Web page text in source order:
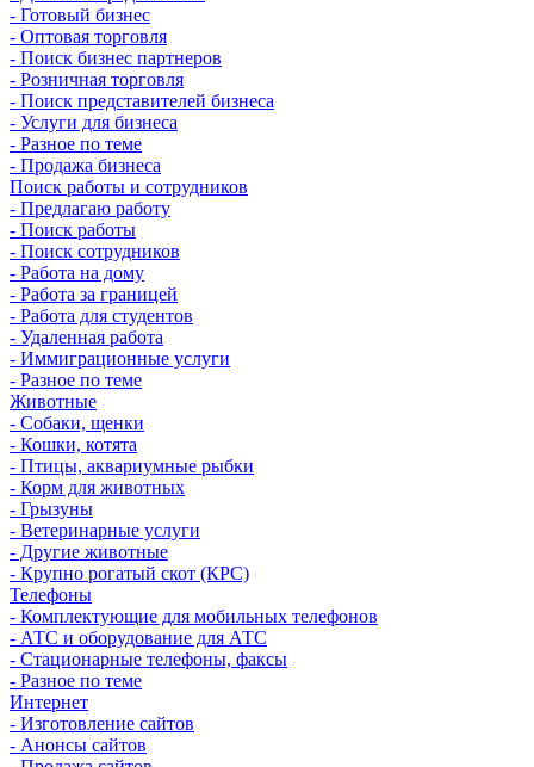
- Готовый бизнес
- Оптовая торговля
- Поиск бизнес партнеров
- Розничная торговля
- Поиск представителей бизнеса
- Услуги для бизнеса
- Разное по теме
- Продажа бизнеса
Поиск работы и сотрудников
- Предлагаю работу
- Поиск работы
- Поиск сотрудников
- Работа на дому
- Работа за границей
- Работа для студентов
- Удаленная работа
- Иммиграционные услуги
- Разное по теме
Животные
- Собаки, щенки
- Кошки, котята
- Птицы, аквариумные рыбки
- Корм для животных
- Грызуны
- Ветеринарные услуги
- Другие животные
- Крупно рогатый скот (КРС)
Телефоны
- Комплектующие для мобильных телефонов
- АТС и оборудование для АТС
- Стационарные телефоны, факсы
- Разное по теме
Интернет
- Изготовление сайтов
- Анонсы сайтов